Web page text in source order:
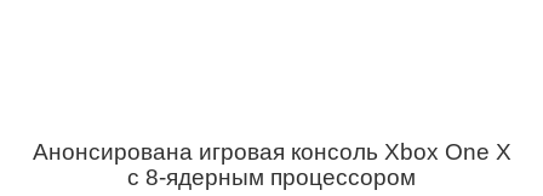
Анонсирована игровая консоль Xbox One X
с 8-ядерным процессором